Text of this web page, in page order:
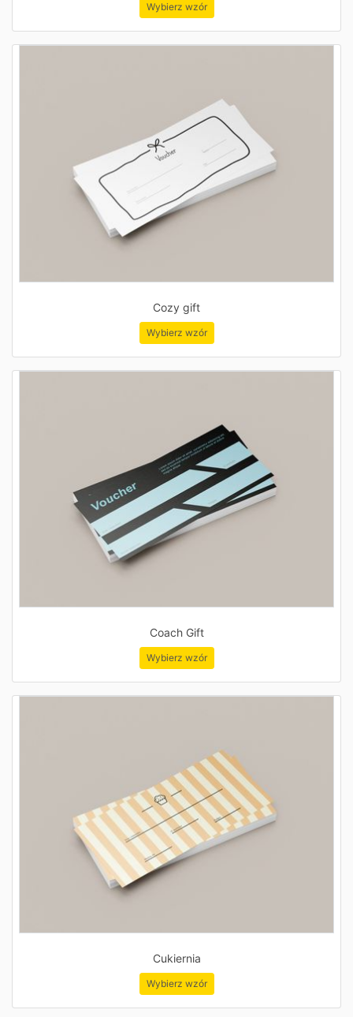
Wybierz wzór
Cozy gift
Wybierz wzór
Coach Gift
Wybierz wzór
Cukiernia
Wybierz wzór